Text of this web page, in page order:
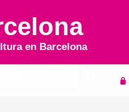
en Barcelona